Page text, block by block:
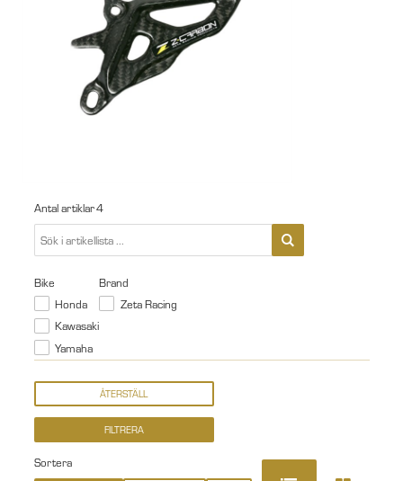
Antal artiklar4
Bike
Honda
Kawasaki
Yamaha
Brand
Zeta Racing
Sortera